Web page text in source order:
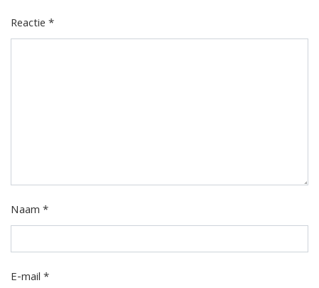
Reactie*
Naam*
E-mail*